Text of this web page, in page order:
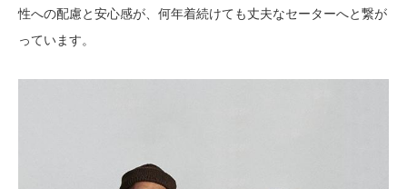
性への配慮と安心感が、何年着続けても丈夫なセーターへと繋が
っています。